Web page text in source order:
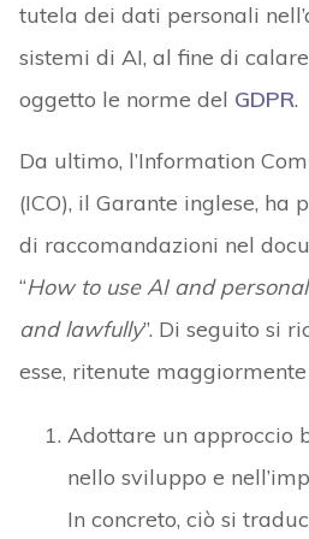
tutela dei dati personali
sistemi di AI, al fine di
oggetto le norme del GDPR.
Da ultimo, l’Information
(ICO), il Garante inglese, ha
di raccomandazioni nel
“How to use AI and
and lawfully”. Di seguito si
esse, ritenute
Adottare un approccio
nello sviluppo e
In concreto, ciò si